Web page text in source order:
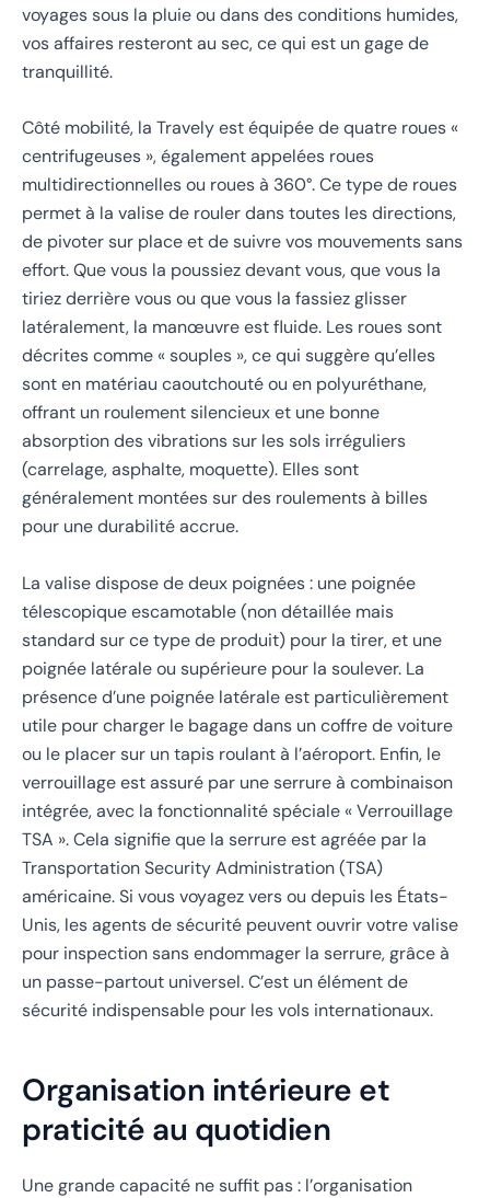
voyages sous la pluie ou dans des conditions humides,
vos affaires resteront au sec, ce qui est un gage de
tranquillité.
Côté mobilité, la Travely est équipée de quatre roues «
centrifugeuses », également appelées roues
multidirectionnelles ou roues à 360°. Ce type de roues
permet à la valise de rouler dans toutes les directions,
de pivoter sur place et de suivre vos mouvements sans
effort. Que vous la poussiez devant vous, que vous la
tiriez derrière vous ou que vous la fassiez glisser
latéralement, la manœuvre est fluide. Les roues sont
décrites comme « souples », ce qui suggère qu’elles
sont en matériau caoutchouté ou en polyuréthane,
offrant un roulement silencieux et une bonne
absorption des vibrations sur les sols irréguliers
(carrelage, asphalte, moquette). Elles sont
généralement montées sur des roulements à billes
pour une durabilité accrue.
La valise dispose de deux poignées : une poignée
télescopique escamotable (non détaillée mais
standard sur ce type de produit) pour la tirer, et une
poignée latérale ou supérieure pour la soulever. La
présence d’une poignée latérale est particulièrement
utile pour charger le bagage dans un coffre de voiture
ou le placer sur un tapis roulant à l’aéroport. Enfin, le
verrouillage est assuré par une serrure à combinaison
intégrée, avec la fonctionnalité spéciale « Verrouillage
TSA ». Cela signifie que la serrure est agréée par la
Transportation Security Administration (TSA)
américaine. Si vous voyagez vers ou depuis les États-
Unis, les agents de sécurité peuvent ouvrir votre valise
pour inspection sans endommager la serrure, grâce à
un passe-partout universel. C’est un élément de
sécurité indispensable pour les vols internationaux.
Organisation intérieure et
praticité au quotidien
Une grande capacité ne suffit pas : l’organisation